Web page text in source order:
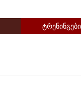
ტრენინგები